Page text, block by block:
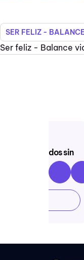
SER FELIZ -
Ser feliz - Balance
resultados sin